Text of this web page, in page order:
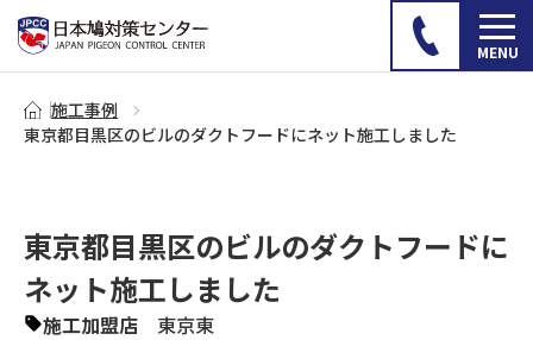
施工事例
東京都目黒区のビルのダクトフードにネット施工しました
東京都目黒区のビルのダクトフードに
ネット施工しました
施工加盟店 東京東